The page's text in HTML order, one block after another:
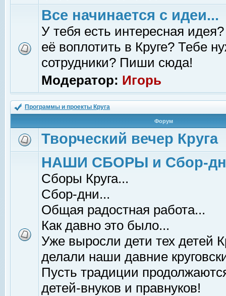
Все начинается с идеи...
У тебя есть интересная
её воплотить в Круге? Тебе
сотрудники? Пиши сюда!
Модератор: Игорь
Программы и проекты Круга
Форум
Творческий вечер Круга
НАШИ СБОРЫ и Сбор-
Сборы Круга...
Сбор-дни...
Общая радостная работа...
Как давно это было...
Уже выросли дети тех детей
делали наши давние
Пусть традиции
детей-внуков и правнуков!